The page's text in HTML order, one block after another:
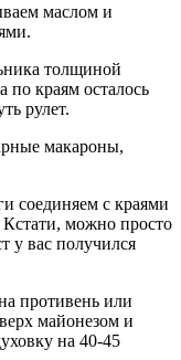
маслом и
толщиной
по краям осталось
рулет.
макароны,
соединяем с краями
Кстати, можно просто
у вас получился
противень или
майонезом и
на 40-45